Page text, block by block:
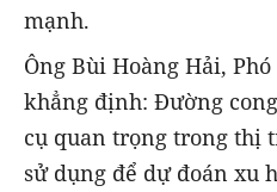
mạnh.
Ông Bùi Hoàng Hải,
khẳng định: Đường
cụ quan trọng trong thị
sử dụng để dự đoán xu